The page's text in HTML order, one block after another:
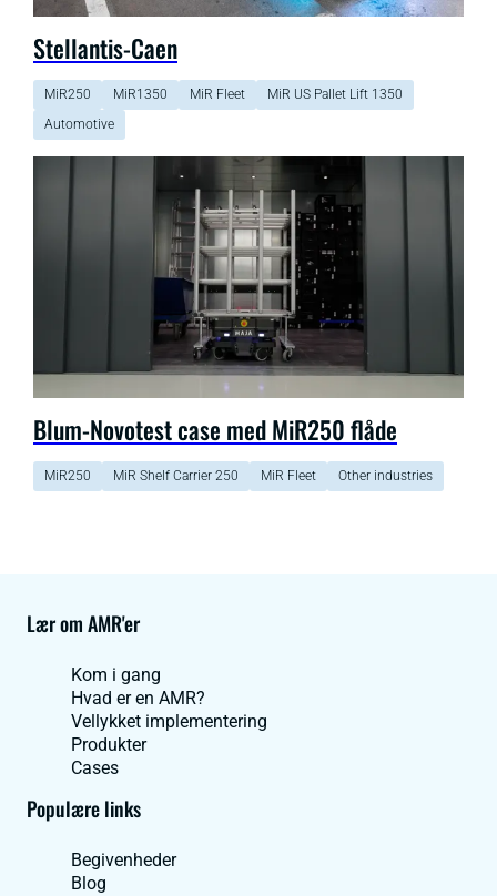
Stellantis-Caen
MiR250 MiR1350 MiR Fleet
MiR US Pallet Lift 1350
Automotive
Blum-Novotest case med MiR250 flåde
MiR250 MiR Shelf Carrier 250 MiR Fleet Other industries
Lær om AMR'er
Kom i gang
Hvad er en AMR?
Vellykket implementering
Produkter
Cases
Populære links
Begivenheder
Blog